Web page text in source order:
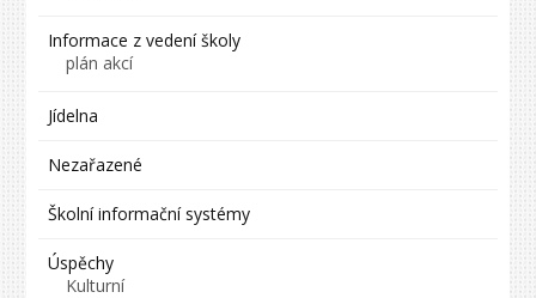
Informace z vedení školy
plán akcí
Jídelna
Nezařazené
Školní informační systémy
Úspěchy
Kulturní